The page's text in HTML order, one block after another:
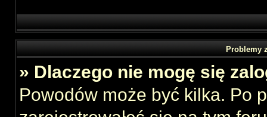
Problemy
» Dlaczego nie mogę się
Powodów może być kilka. Po